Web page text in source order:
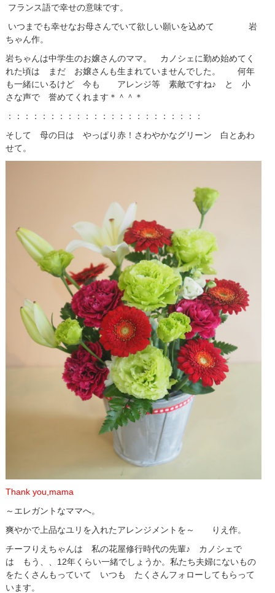
フランス語で幸せの意味です。
いつまでも幸せなお母さんでいて欲しい願いを込めて 岩
ちゃん作。
岩ちゃんは中学生のお嬢さんのママ。 カノシェに勤め始めてく
れた頃は まだ お嬢さんも生まれていませんでした。 何年
も一緒にいるけど 今も アレンジ等 素敵ですね♪ と 小
さな声で 誉めてくれます＊＾＾＊
：：：：：：：：：：：：：：：：：：：：：：：
そして 母の日は やっぱり赤！さわやかなグリーン 白とあわ
せて。
Thank you,mama
～エレガントなママへ。
爽やかで上品なユリを入れたアレンジメントを～ りえ作。
チーフりえちゃんは 私の花屋修行時代の先輩♪ カノシェで
は もう、、12年くらい一緒でしょうか。私たち夫婦にないもの
をたくさんもっていて いつも たくさんフォローしてもらって
います。